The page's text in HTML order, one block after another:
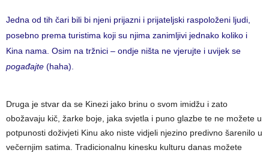
Jedna od tih čari bili bi njeni prijazni i prijateljski raspoloženi ljudi,
posebno prema turistima koji su njima zanimljivi jednako koliko i
Kina nama. Osim na tržnici – ondje ništa ne vjerujte i uvijek se
pogađajte (haha).
Druga je stvar da se Kinezi jako brinu o svom imidžu i zato
obožavaju kič, žarke boje, jaka svjetla i puno glazbe te ne možete u
potpunosti doživjeti Kinu ako niste vidjeli njezino predivno šarenilo u
večernjim satima. Tradicionalnu kinesku kulturu danas možete